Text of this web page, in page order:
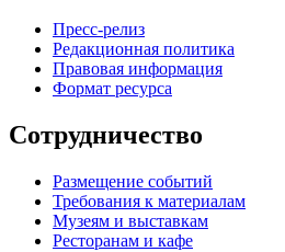
Пресс-релиз
Редакционная политика
Правовая информация
Формат ресурса
Сотрудничество
Размещение событий
Требования к материалам
Музеям и выставкам
Ресторанам и кафе